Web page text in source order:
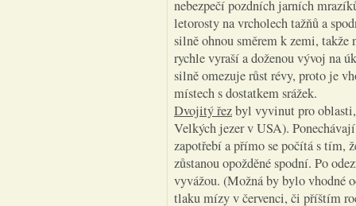
nebezpečí pozdních jarních
letorosty na vrcholech tažňů a
silně ohnou směrem k zemi, takže
rychle vyraší a doženou vývoj na
silně omezuje růst révy, proto je
místech s dostatkem srážek.
Dvojitý řezbyl vyvinut pro
Velkých jezer v USA).
zapotřebí a přímo se počítá s tím,
zůstanou opožděné spodní. Po
vyvážou. (Možná by bylo vhodné
tlaku mízy v červenci, či příštím